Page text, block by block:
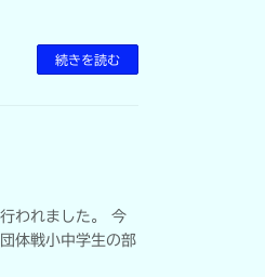
続きを読む
われました。 今
体戦小中学生の部